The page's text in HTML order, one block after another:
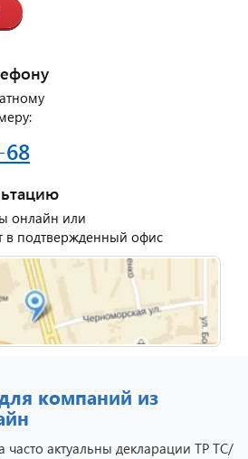
68
онлайн или
в подтвержденный офис
компаний из
часто актуальны декларации ТР ТС/